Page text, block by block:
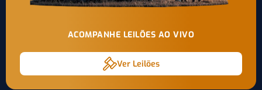
ACOMPANHE LEILÕES AO VIVO
Ver Leilões